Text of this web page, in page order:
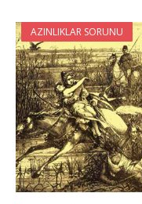
AZINLIKLAR SORUNU